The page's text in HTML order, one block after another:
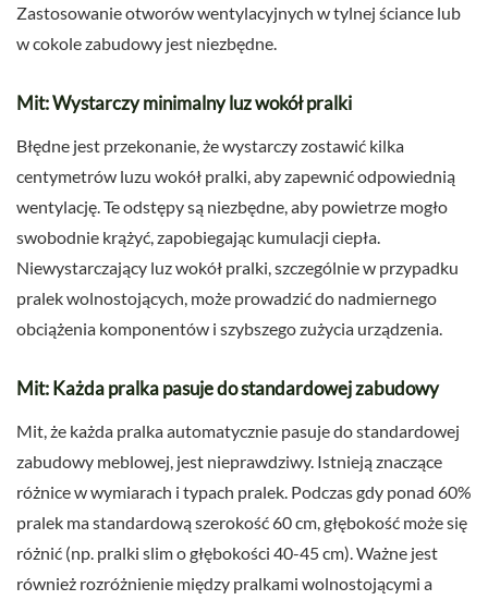
Zastosowanie otworów wentylacyjnych w tylnej ściance lub
w cokole zabudowy jest niezbędne.
Mit: Wystarczy minimalny luz wokół pralki
Błędne jest przekonanie, że wystarczy zostawić kilka
centymetrów luzu wokół pralki, aby zapewnić odpowiednią
wentylację. Te odstępy są niezbędne, aby powietrze mogło
swobodnie krążyć, zapobiegając kumulacji ciepła.
Niewystarczający luz wokół pralki, szczególnie w przypadku
pralek wolnostojących, może prowadzić do nadmiernego
obciążenia komponentów i szybszego zużycia urządzenia.
Mit: Każda pralka pasuje do standardowej zabudowy
Mit, że każda pralka automatycznie pasuje do standardowej
zabudowy meblowej, jest nieprawdziwy. Istnieją znaczące
różnice w wymiarach i typach pralek. Podczas gdy ponad 60%
pralek ma standardową szerokość 60 cm, głębokość może się
różnić (np. pralki slim o głębokości 40-45 cm). Ważne jest
również rozróżnienie między pralkami wolnostojącymi a